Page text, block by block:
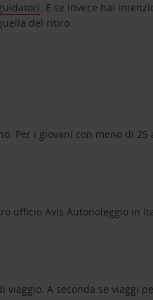
. E se invece hai
del ritiro.
Per i giovani con meno di
ufficio Avis Autonoleggio in
A seconda se viaggi